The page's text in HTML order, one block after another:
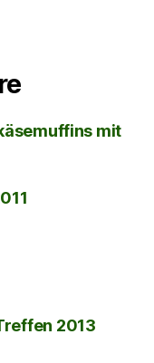
mit
2013